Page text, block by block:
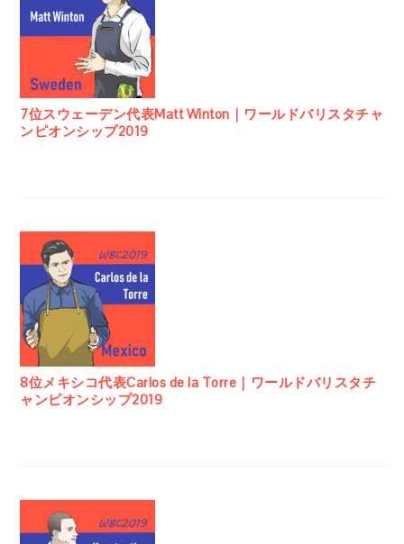
7位スウェーデン代表Matt Winton｜ワールドバリスタチャ
ンピオンシップ2019
8位メキシコ代表Carlos de la Torre｜ワールドバリスタチ
ャンピオンシップ2019